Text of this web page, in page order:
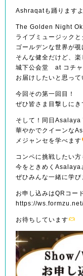
Ashraqatも踊りますよ
The Golden Night
ライブミュージック
ゴールデンな世界が覗
そんな健全だけど、
城下公会堂 at コチャ
お届けしたいと思って
今回その第一回目！
ぜひ皆さま目撃しにき
そして！同日Asalaya
華やかでクイーンな
メジャンセを学べます
コンペに挑戦したい
今をときめくAsalaya
ぜひみんな一緒に学
お申し込みはQRコー
https://
お待ちしています